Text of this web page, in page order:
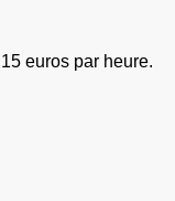
euros par heure.